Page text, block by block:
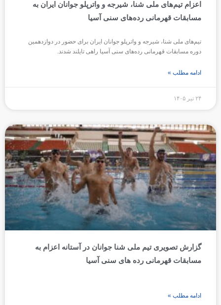
اعزام تیم‌های ملی شنا، شیرجه و واترپلو جوانان ایران به
مسابقات قهرمانی رده‌های سنی آسیا
تیم‌های ملی شنا، شیرجه و واترپلو جوانان ایران برای حضور در دوازدهمین
دوره مسابقات قهرمانی رده‌های سنی آسیا راهی تایلند شدند.
ادامه مطلب »
۲۴ تیر ۱۴۰۵
گزارش تصویری تیم ملی شنا جوانان در آستانه اعزام به
مسابقات قهرمانی رده های سنی آسیا
ادامه مطلب »